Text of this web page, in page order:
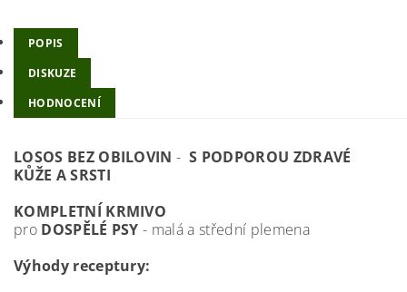
POPIS
DISKUZE
HODNOCENÍ
LOSOS BEZ OBILOVIN - S PODPOROU ZDRAVÉ
KŮŽE A SRSTI
KOMPLETNÍ KRMIVO
proDOSPĚLÉ PSY- malá a střední plemena
Výhody receptury: